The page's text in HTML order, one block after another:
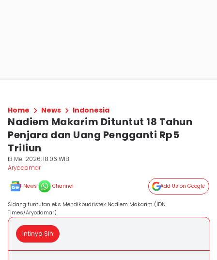
Home News Indonesia
Nadiem Makarim Dituntut 18 Tahun
Penjara dan Uang Pengganti Rp5
Triliun
13 Mei 2026, 18:06 WIB
Aryodamar
News Channel Add Us on Google
Sidang tuntutan eks Mendikbudristek Nadiem Makarim (IDN
Times/Aryodamar)
Intinya Sih